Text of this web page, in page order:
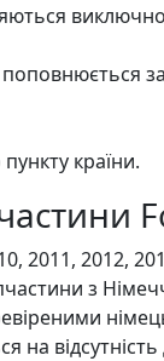
країни.
2012,
з
на